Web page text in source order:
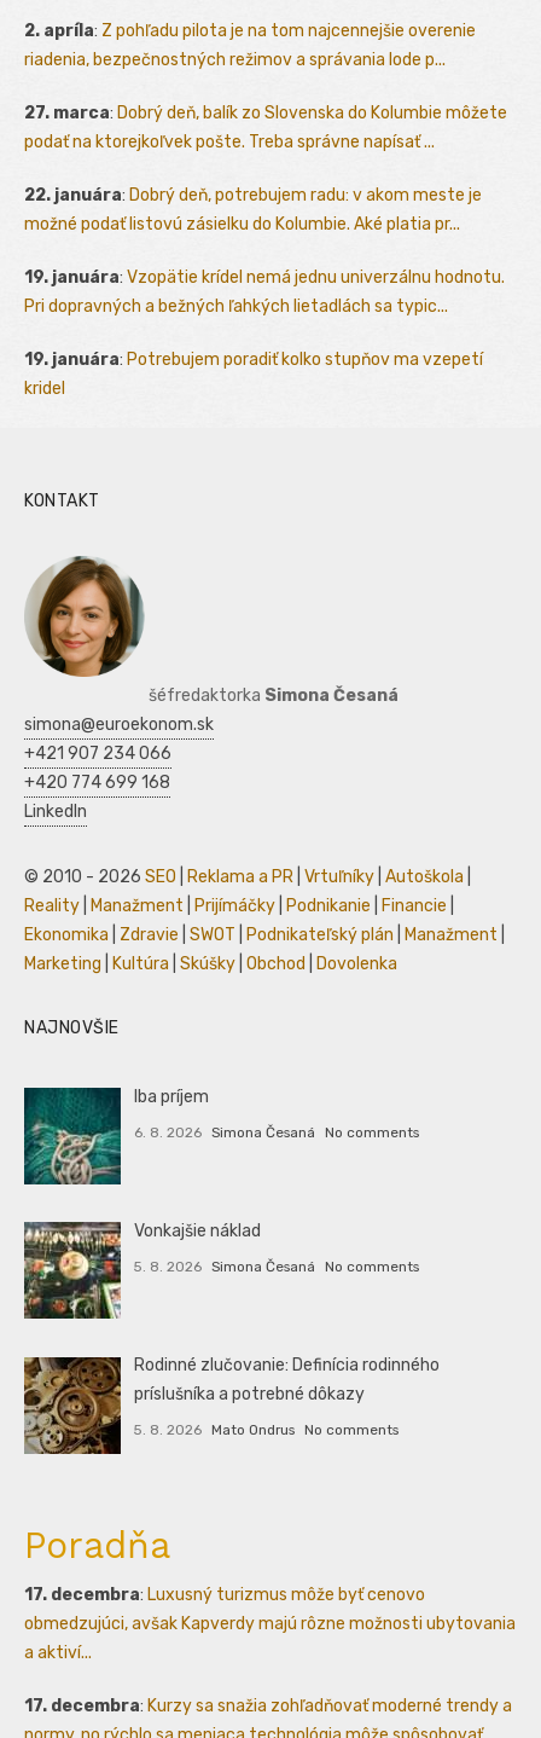
2. apríla: Z pohľadu pilota je na tom najcennejšie overenie
riadenia, bezpečnostných režimov a správania lode p...
27. marca: Dobrý deň, balík zo Slovenska do Kolumbie môžete
podať na ktorejkoľvek pošte. Treba správne napísať ...
22. januára: Dobrý deň, potrebujem radu: v akom meste je
možné podať listovú zásielku do Kolumbie. Aké platia pr...
19. januára: Vzopätie krídel nemá jednu univerzálnu hodnotu.
Pri dopravných a bežných ľahkých lietadlách sa typic...
19. januára: Potrebujem poradiť kolko stupňov ma vzepetí
kridel
KONTAKT
šéfredaktorka Simona Česaná
simona@euroekonom.sk
+421 907 234 066
+420 774 699 168
LinkedIn
© 2010 - 2026 SEO Reklama a PR Vrtuľníky Autoškola
Reality
Manažment Prijímáčky Podnikanie Financie
Ekonomika
Zdravie SWOT Podnikateľský plán Manažment
Marketing
Kultúra Skúšky Obchod Dovolenka
NAJNOVŠIE
Iba príjem
6. 8. 2026 Simona Česaná No comments
Vonkajšie náklad
5. 8. 2026 Simona Česaná No comments
Rodinné zlučovanie: Definícia rodinného
príslušníka a potrebné dôkazy
5. 8. 2026 Mato Ondrus No comments
Poradňa
17. decembra: Luxusný turizmus môže byť cenovo
obmedzujúci, avšak Kapverdy majú rôzne možnosti ubytovania
a aktiví...
17. decembra: Kurzy sa snažia zohľadňovať moderné trendy a